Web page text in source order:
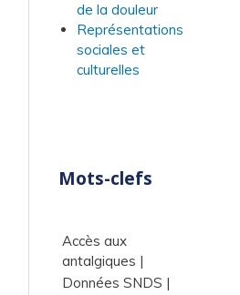
de la douleur
Représentations
sociales et
culturelles
Mots-clefs
Accès aux
antalgiques
Données SNDS